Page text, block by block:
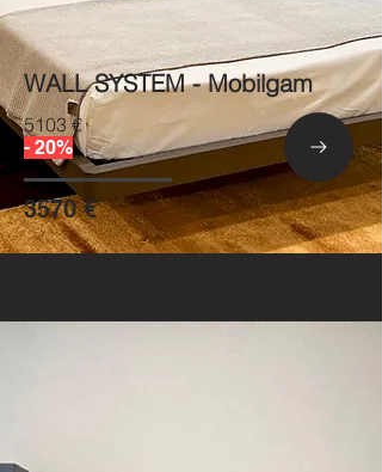
WALL SYSTEM - Mobilgam
5103 €
- 20%
3570 €